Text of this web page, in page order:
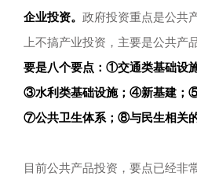
企业投资。 政府投资重点是公共
上不搞产业投资，主要是公共产
要是八个要点：①交通类基础设
③水利类基础设施；④新基建；
⑦公共卫生体系；⑧与民生相关的
目前公共产品投资，要点已经非